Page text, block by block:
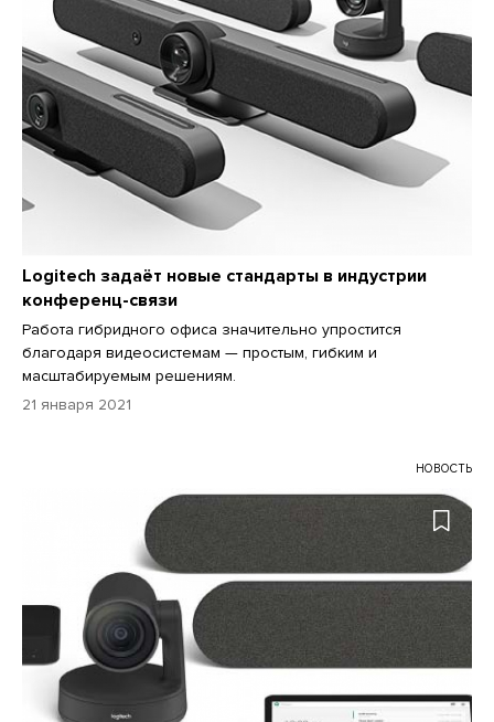
Logitech задаёт новые стандарты в индустрии
конференц-связи
Работа гибридного офиса значительно упростится
благодаря видеосистемам — простым, гибким и
масштабируемым решениям.
21 января 2021
НОВОСТЬ